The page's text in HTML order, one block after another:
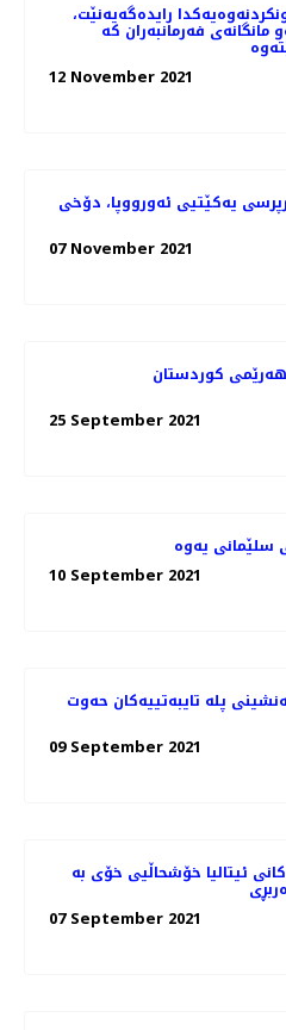
رایدەگەیەنێت،
فەرمانبەران کە
12 November 2021
یەکێتیی ئەورووپا، دۆخى
07 November 2021
کوردستان
25 September 2021
سلێمانی یەوە
10 September 2021
پلە تایبەتییەکان حەوت
09 September 2021
ئیتالیا خۆشحاڵیی خۆی بە
07 September 2021